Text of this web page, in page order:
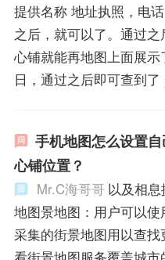
提供名称 地址执照，电
之后，就可以了。通过之
心铺就能再地图上面展
日，通过之后即可查到了
手机地图怎么设置
心铺位置？
Mr.C海哥哥 以及相
地图景地图：用户可以
采集的街景地图用以查